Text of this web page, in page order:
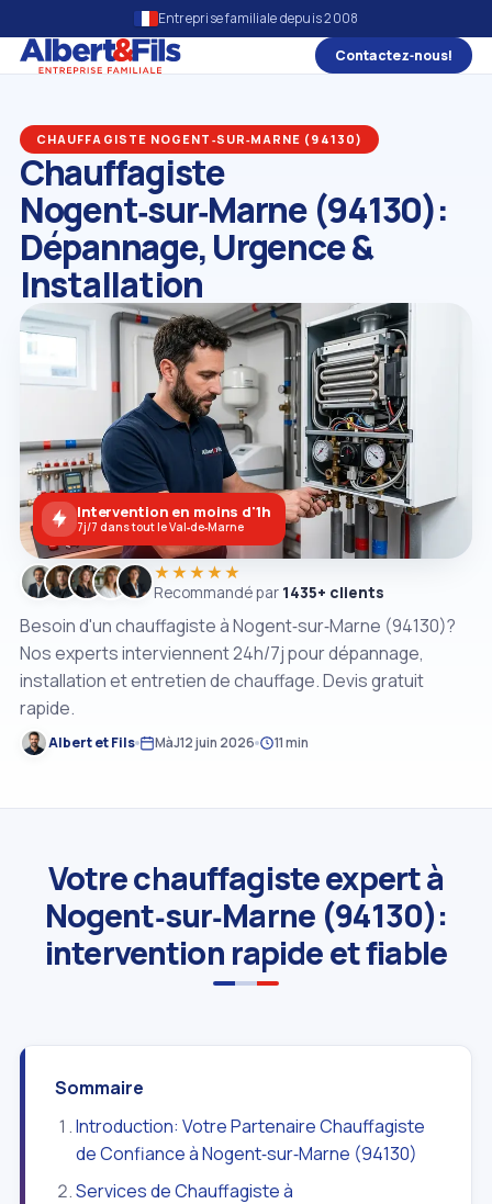
Entreprise familiale depuis 2008
Contactez‑nous!
CHAUFFAGISTE NOGENT‑SUR‑MARNE (94130)
Chauffagiste
Nogent‑sur‑Marne (94130):
Dépannage, Urgence &
Installation
Besoin d'un chauffagiste à Nogent‑sur‑Marne (94130)?
Nos experts interviennent 24h/7j pour dépannage,
installation et entretien de chauffage. Devis gratuit
rapide.
Albert et Fils MàJ12 juin 2026 11 min
★★★★★
Recommandé par 1435+ clients
Intervention en moins d'1h
7j/7 dans tout le Val‑de‑Marne
Votre chauffagiste expert à
Nogent‑sur‑Marne (94130):
intervention rapide et fiable
Sommaire
Introduction: Votre Partenaire Chauffagiste
de Confiance à Nogent‑sur‑Marne (94130)
Services de Chauffagiste à